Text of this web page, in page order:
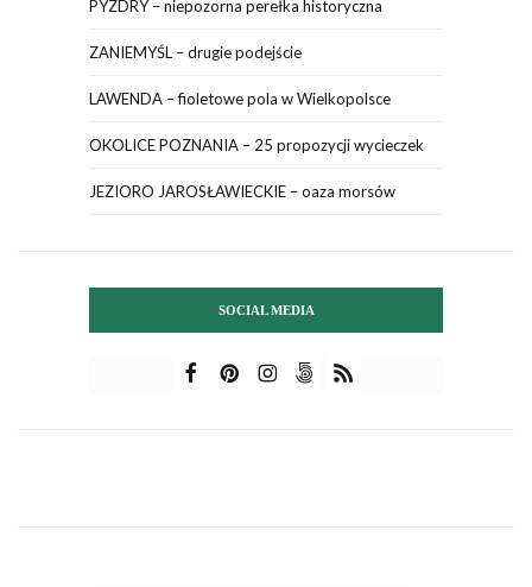
PYZDRY – niepozorna perełka historyczna
ZANIEMYŚL – drugie podejście
LAWENDA – fioletowe pola w Wielkopolsce
OKOLICE POZNANIA – 25 propozycji wycieczek
JEZIORO JAROSŁAWIECKIE – oaza morsów
SOCIAL MEDIA